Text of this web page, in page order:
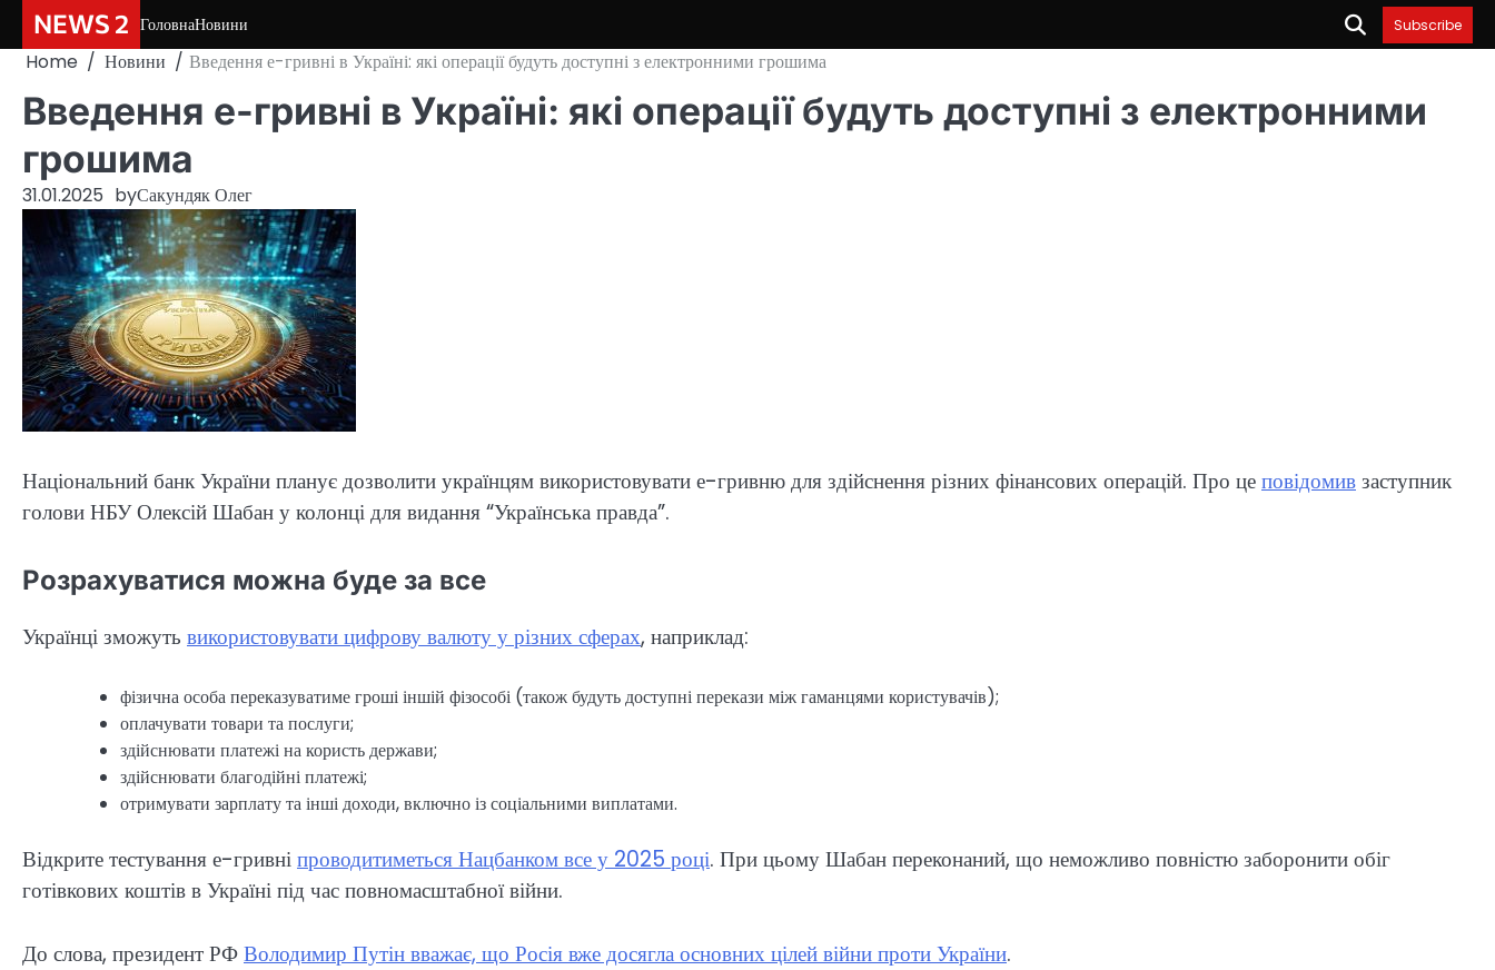
content
NEWS 2 ГоловнаНовини Subscribe
Home Новини Введення е-гривні в Україні: які операції будуть доступні з електронними грошима
Введення е-гривні в Україні: які операції будуть доступні з електронними
грошима
31.01.2025 byСакундяк Олег
Національний банк України планує дозволити українцям використовувати е-гривню для здійснення різних фінансових операцій. Про цеповідомивзаступник
голови НБУ Олексій Шабан у колонці для видання “Українська правда”.
Розрахуватися можна буде за все
Українці зможуть використовувати цифрову валюту у різних сферах, наприклад:
фізична особа переказуватиме гроші іншій фізособі (також будуть доступні перекази між гаманцями користувачів);
оплачувати товари та послуги;
здійснювати платежі на користь держави;
здійснювати благодійні платежі;
отримувати зарплату та інші доходи, включно із соціальними виплатами.
Відкрите тестування е-гривніпроводитиметься Нацбанком все у 2025 році. При цьому Шабан переконаний, що неможливо повністю заборонити обіг
готівкових коштів в Україні під час повномасштабної війни.
До слова, президент РФВолодимир Путін вважає, що Росія вже досягла основних цілей війни проти України.